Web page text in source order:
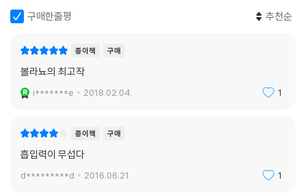
대를 살아가는 이들은 모두 야만인일 수밖에 없다. 그래서 작품 속 인물들
은 하나같이 비정상적으로 보이는 행동을 한다. 멕시코 전위주의 시의 선
들이 빼돌린 어린 창녀 루페를 악착같이 쫓아오는 기둥서방, 벨라노와 리
마의 부유하는 삶을 집요하게 추적하는 익명의 추적자 모두 야만의 시대를
사는 야만인들이라고 할 수 있다.
이 작품은 결국 잃어버린 순수함에 관한 이야기다. 10대 후반에서 20대 초
반에 전위주의 시 운동에 정열을 바쳤던 인물들은 시간의 흐름에 따라 저
마다 다른 모습으로 변해 간다. 젊은 날의 반항적 꿈의 대가로 시간이 우리
구매한줄평 추천순
종이책 구매
볼라뇨의 최고작
i*******e 2018.02.04. 1
종이책 구매
흡입력이 무섭다
d*********d 2016.06.21. 1